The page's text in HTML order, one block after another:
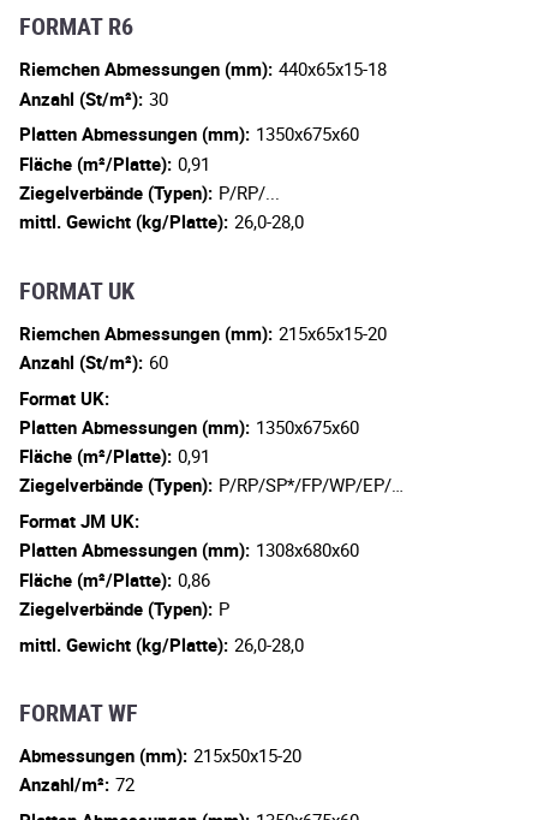
FORMAT R6
Riemchen Abmessungen (mm): 440x65x15-18
Anzahl (St/m²): 30
Platten Abmessungen (mm): 1350x675x60
Fläche (m²/Platte): 0,91
Ziegelverbände (Typen): P/RP/...
mittl. Gewicht (kg/Platte): 26,0-28,0
FORMAT UK
Riemchen Abmessungen (mm): 215x65x15-20
Anzahl (St/m²): 60
Format UK:
Platten Abmessungen (mm): 1350x675x60
Fläche (m²/Platte): 0,91
Ziegelverbände (Typen): P/RP/SP*/FP/WP/EP/…
Format JM UK:
Platten Abmessungen (mm): 1308x680x60
Fläche (m²/Platte): 0,86
Ziegelverbände (Typen): P
mittl. Gewicht (kg/Platte): 26,0-28,0
FORMAT WF
Abmessungen (mm): 215x50x15-20
Anzahl/m²: 72